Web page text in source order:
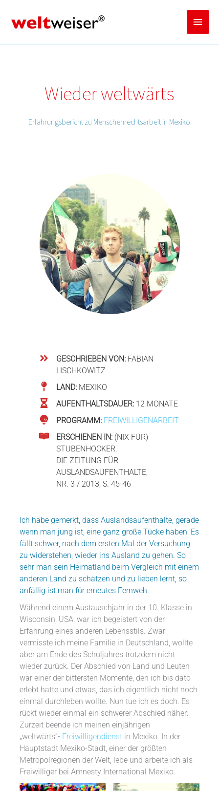
springen
Wieder weltwärts
Erfahrungsbericht zu Menschenrechtsarbeit in Mexiko
GESCHRIEBEN VON: FABIAN
LISCHKOWITZ
LAND: MEXIKO
AUFENTHALTSDAUER: 12 MONATE
PROGRAMM: FREIWILLIGENARBEIT
ERSCHIENEN IN: (NIX FÜR)
STUBENHOCKER.
DIE ZEITUNG FÜR
AUSLANDSAUFENTHALTE,
NR. 3 / 2013, S. 45-46
Ich habe gemerkt, dass Auslandsaufenthalte, gerade
wenn man jung ist, eine ganz große Tücke haben: Es
fällt schwer, nach dem ersten Mal der Versuchung
zu widerstehen, wieder ins Ausland zu gehen. So
sehr man sein Heimatland beim Vergleich mit einem
anderen Land zu schätzen und zu lieben lernt, so
anfällig ist man für erneutes Fernweh.
Während einem Austauschjahr in der 10. Klasse in
Wisconsin, USA, war ich begeistert von der
Erfahrung eines anderen Lebensstils. Zwar
vermisste ich meine Familie in Deutschland, wollte
aber am Ende des Schuljahres trotzdem nicht
wieder zurück. Der Abschied von Land und Leuten
war einer der bittersten Momente, den ich bis dato
erlebt hatte und etwas, das ich eigentlich nicht noch
einmal durchleben wollte. Nun tue ich es doch. Es
rückt wieder einmal ein schwerer Abschied näher:
Zurzeit beende ich meinen einjährigen
„weltwärts“- Freiwilligendienst in Mexiko. In der
Hauptstadt Mexiko-Stadt, einer der größten
Metropolregionen der Welt, lebe und arbeite ich als
Freiwilliger bei Amnesty International Mexiko.